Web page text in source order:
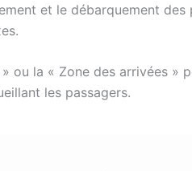
et le débarquement
ou la « Zone des arrivées »
les passagers.